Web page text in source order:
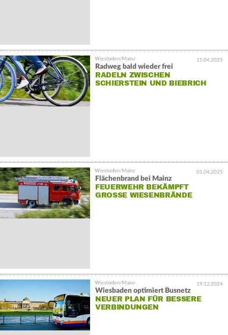
15.04.2025
Radweg bald wieder frei
RADELN ZWISCHEN
SCHIERSTEIN UND BIEBRICH
01.04.2025
Flächenbrand bei Mainz
FEUERWEHR BEKÄMPFT
GROSSE WIESENBRÄNDE
19.12.2024
Wiesbaden optimiert Busnetz
NEUER PLAN FÜR BESSERE
VERBINDUNGEN